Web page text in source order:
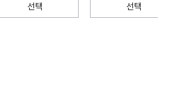
선택 선택